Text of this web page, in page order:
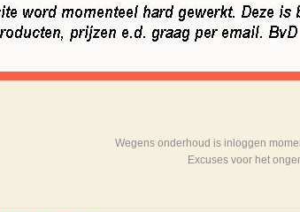
Wegens onderhoud is inloggen
Excuses voor het